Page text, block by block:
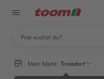
Mein Markt: Troisdorf